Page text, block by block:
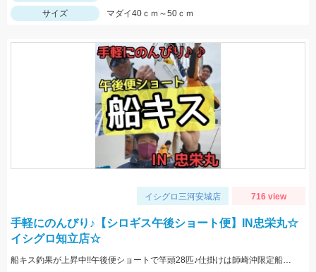
サイズ
マダイ40ｃｍ～50ｃｍ
イシグロ三河安城店 716 view
手軽にのんびり♪【シロギス午後ショート便】IN忠栄丸☆
イシグロ知立店☆
船キス釣果が上昇中!!午後便ショートで竿頭28匹♪仕掛けは師崎沖限定船キス仕掛け7号です♪